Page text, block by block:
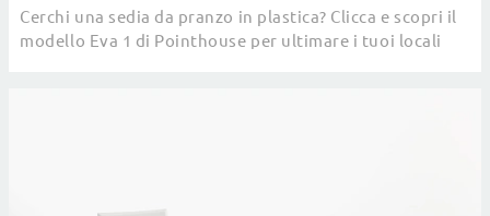
Cerchi una sedia da pranzo in plastica? Clicca e scopri il
modello Eva 1 di Pointhouse per ultimare i tuoi locali